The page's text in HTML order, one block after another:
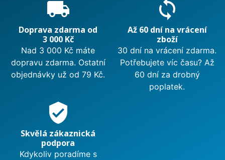
local_shipping
Doprava zdarma od
3 000 Kč
Nad 3 000 Kč máte
dopravu zdarma. Ostatní
objednávky už od 79 Kč.
sync
Až 60 dní na vrácení
zboží
30 dní na vrácení zdarma.
Potřebujete víc času? Až
60 dní za drobný
poplatek.
verified_user
Skvělá zákaznická
podpora
Kdykoliv poradíme s